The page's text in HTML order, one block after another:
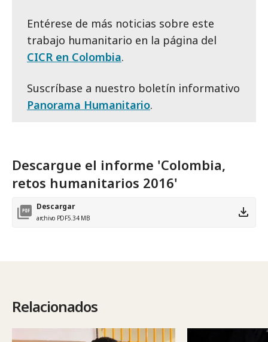
Entérese de más noticias sobre este
trabajo humanitario en la página del
CICR en Colombia.
Suscríbase a nuestro boletín informativo
Panorama Humanitario.
Descargue el informe 'Colombia,
retos humanitarios 2016'
Descargar
archivo PDF5.34 MB
Relacionados